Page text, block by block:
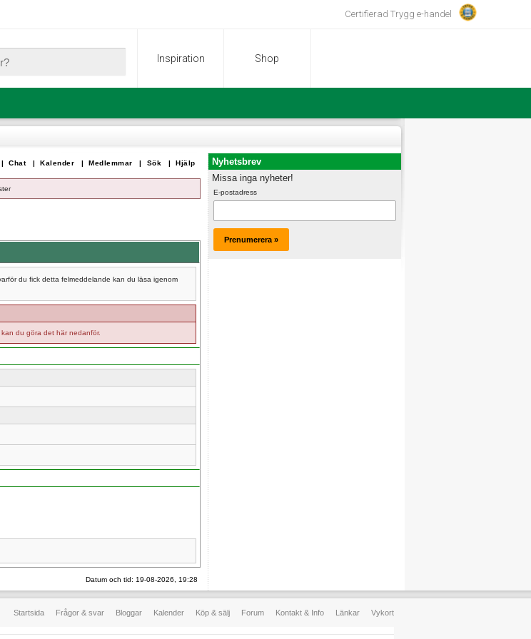
Certifierad Trygg e-handel
Inspiration Shop
Hjälp
Sök |
Medlemmar |
Kalender |
Chat |
|
du fick detta felmeddelande kan du läsa igenom
du göra det här nedanför.
Datum och tid: 19-08-2026, 19:28
Nyhetsbrev
Missa inga nyheter!
E-postadress
Startsida Frågor & svar Bloggar Kalender Köp & sälj Forum Kontakt & Info Länkar Vykort